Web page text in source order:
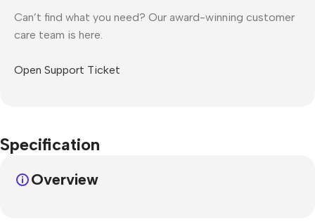
Can’t find what you need? Our award-winning customer
care team is here.
Open Support Ticket
Specification
Overview